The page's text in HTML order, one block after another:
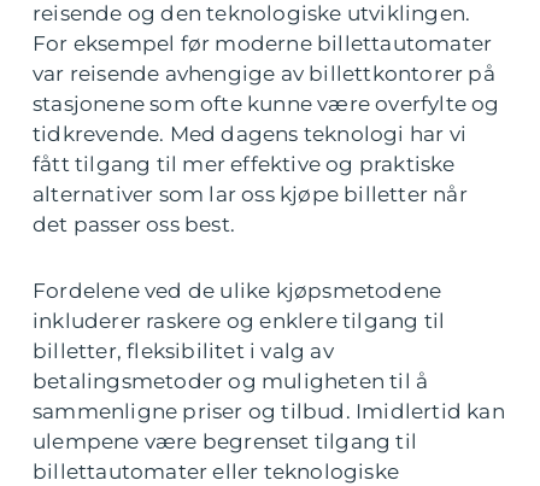
reisende og den teknologiske utviklingen.
For eksempel før moderne billettautomater
var reisende avhengige av billettkontorer på
stasjonene som ofte kunne være overfylte og
tidkrevende. Med dagens teknologi har vi
fått tilgang til mer effektive og praktiske
alternativer som lar oss kjøpe billetter når
det passer oss best.
Fordelene ved de ulike kjøpsmetodene
inkluderer raskere og enklere tilgang til
billetter, fleksibilitet i valg av
betalingsmetoder og muligheten til å
sammenligne priser og tilbud. Imidlertid kan
ulempene være begrenset tilgang til
billettautomater eller teknologiske